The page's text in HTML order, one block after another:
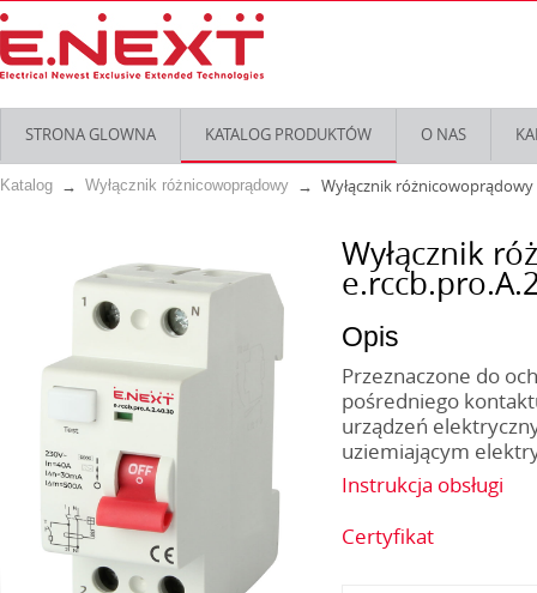
STRONA GLOWNA KATALOG PRODUKTÓW O NAS
Katalog Wyłącznik różnicowoprądowy Wyłącznik różnicowoprądowy
Wyłącznik
Opis
Przeznaczone do
pośredniego
urządzeń
uziemiającym
Instrukcja obsługi
Certyfikat